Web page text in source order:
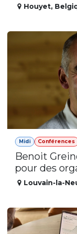
Houyet,
Midi Conférences
Benoit
pour des
Louvain-la-